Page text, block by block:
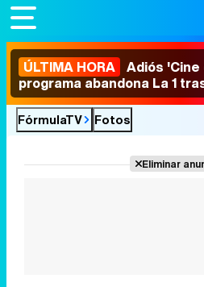
ÚLTIMA HORA Adiós
programa abandona La 1
FórmulaTV Fotos
Eliminar